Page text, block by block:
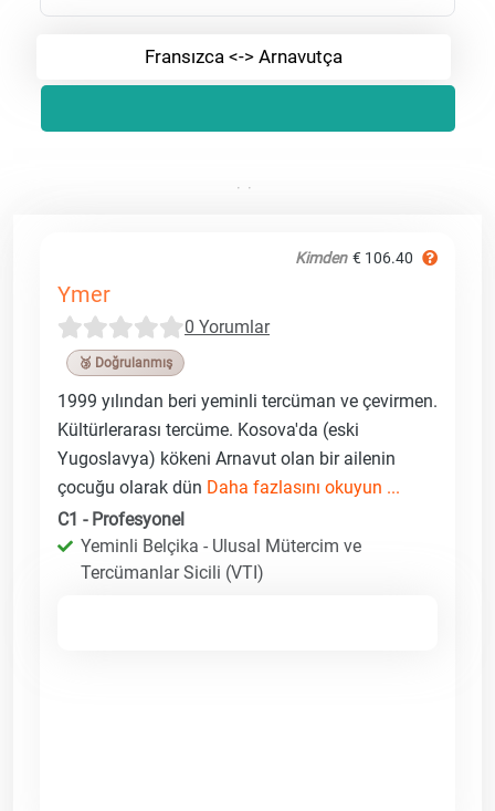
Fransızca <-> Arnavutça
Kimden € 106.40
Ymer
0 Yorumlar
🥉 Doğrulanmış
1999 yılından beri yeminli tercüman ve çevirmen.
Kültürlerarası tercüme. Kosova'da (eski
Yugoslavya) kökeni Arnavut olan bir ailenin
çocuğu olarak dün Daha fazlasını okuyun ...
C1 - Profesyonel
Yeminli Belçika - Ulusal Mütercim ve
Tercümanlar Sicili (VTI)